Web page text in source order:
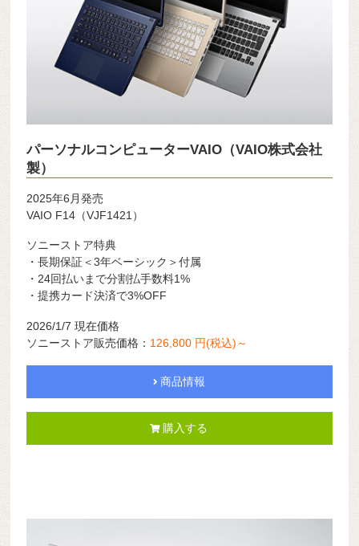
パーソナルコンピューターVAIO（VAIO株式会社
製）
2025年6月発売
VAIO F14（VJF1421）
ソニーストア特典
・長期保証＜3年ベーシック＞付属
・24回払いまで分割払手数料1%
・提携カード決済で3%OFF
2026/1/7 現在価格
ソニーストア販売価格： 126,800 円(税込)～
商品情報
購入する